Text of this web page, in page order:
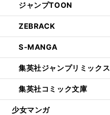
ジャンプTOON
ZEBRACK
S-MANGA
集英社ジャンプリミックス
集英社コミック文庫
少女マンガ